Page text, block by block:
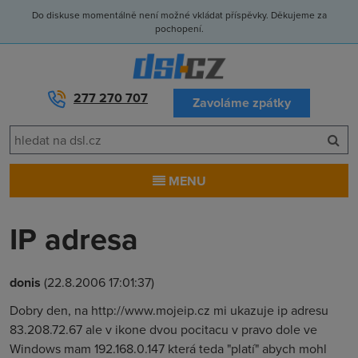
Do diskuse momentálně není možné vkládat příspěvky. Děkujeme za
pochopení.
277 270 707 Zavoláme zpátky
MENU
IP adresa
donis (22.8.2006 17:01:37)
Dobry den, na http://www.mojeip.cz mi ukazuje ip adresu
83.208.72.67 ale v ikone dvou pocitacu v pravo dole ve
Windows mam 192.168.0.147 která teda "platí" abych mohl